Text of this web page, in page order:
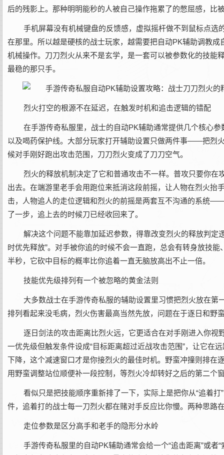
后的残影上。那种明明能秒的人被自己操作拖累了的憋屈感，比
手机屏幕没有机械键盘的反馈感，虚拟摇杆做不到鼠标点
在那里。所以越是硬核的战士玩家，越需要把自动PK辅助调教
机械操作。刀刀烈火从来不是玄学，是一套可以被参数化的技能
最稳的那只手。
烈火打空的根源不在延迟，在触发时机和追击逻辑的错配
在手游传奇私服里，战士的自动PK辅助通常提供几个核心
以及喝药保护线。大部分玩家打开辅助设置只做两件事——把烈
候对手刚好跑出攻击范围，刀刀烈火变成了刀刀空气。
烈火的释放机制决定了它和普通攻击不一样。普攻只要你
出去。在端游里老手会用跑位来抵消这段前摇，让人物在烈火
击，人物追人的走位逻辑和烈火的前摇是两套互不沟通的系统
了一步，追上去的时候刀已经收回来了。
解决这个问题不能靠加延迟参数，得靠改变烈火的释放判定
时优先释放”。对手被你追的时候不会一直跑，总会有转身放技
半秒，它砍中目标的概率比你追着一直无脑放高出不止一倍。
技能优先级排列有一个被忽略的黄金法则
大多数战士在手游传奇私服的辅助设置里习惯把烈火放在
排列看起来没毛病，烈火伤害最高当然先放，问题在于逐日和野
逐日剑法的攻击距离比烈火远，它更适合在对手刚进入你
一优先级但触发条件设成“目标距离超过近战攻击范围”，让它在
下降，这个减速窗口才是你接烈火的最佳时机。野蛮冲撞则排在
用野蛮调整站位顺便补一段控制，等烈火冷却转好之后的第二个
看似只是把技能顺序重新排了一下，实际上是把你从“追着
件，追着打的战士每一刀烈火都在赌对手反应比你慢。两种思路
走位参数是区分高手和老手的隐形分水岭
手游传奇私服里的自动PK辅助通常会给一个“追击距离”或